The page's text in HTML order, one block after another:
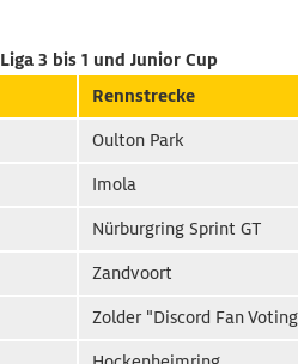
Liga 3 bis 1 und Junior Cup
Rennstrecke
Oulton Park
Imola
Nürburgring Sprint GT
Zandvoort
Zolder "Discord Fan